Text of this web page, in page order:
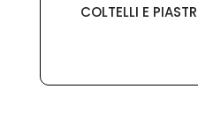
COLTELLI E